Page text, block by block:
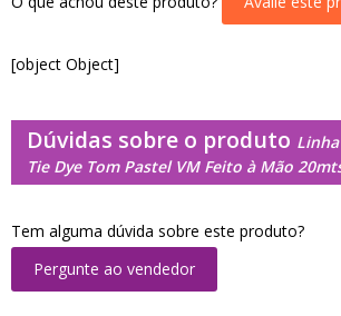
[object Object]
Dúvidas sobre o produto
Tie Dye Tom Pastel VM Feito à Mão
Tem alguma dúvida sobre este produto?
Pergunte ao vendedor